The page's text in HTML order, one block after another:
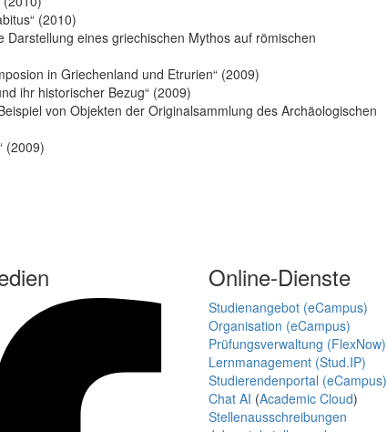
(2010)
Darstellung eines griechischen Mythos auf römischen
in Griechenland und Etrurien“ (2009)
ihr historischer Bezug“ (2009)
von Objekten der Originalsammlung des Archäologischen
(2009)
Online-Dienste
Studienangebot (eCampus)
Organisation (eCampus)
Prüfungsverwaltung (FlexNow)
Lernmanagement (Stud.IP)
Studierendenportal (eCampus)
Chat AI (Academic Cloud)
Stellenausschreibungen